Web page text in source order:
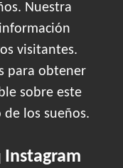
Nuestra
visitantes.
para obtener
sobre este
los sueños.
Instagram